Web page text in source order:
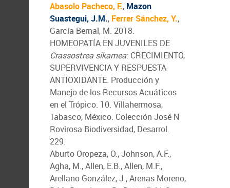
Abasolo Pacheco, F., Mazon
Suastegui, J.M., Ferrer Sánchez, Y.,
García Bernal, M. 2018.
HOMEOPATÍA EN JUVENILES DE
Crassostrea sikamea: CRECIMIENTO,
SUPERVIVENCIA Y RESPUESTA
ANTIOXIDANTE. Producción y
Manejo de los Recursos Acuáticos
en el Trópico. 10. Villahermosa,
Tabasco, México. Colección José N
Rovirosa Biodiversidad, Desarrol.
229.
Aburto Oropeza, O., Johnson, A.F.,
Agha, M., Allen, E.B., Allen, M.F.,
Arellano González, J., Arenas Moreno,